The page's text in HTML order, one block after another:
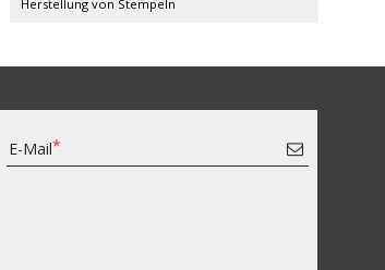
Herstellung von Stempeln
E-Mail